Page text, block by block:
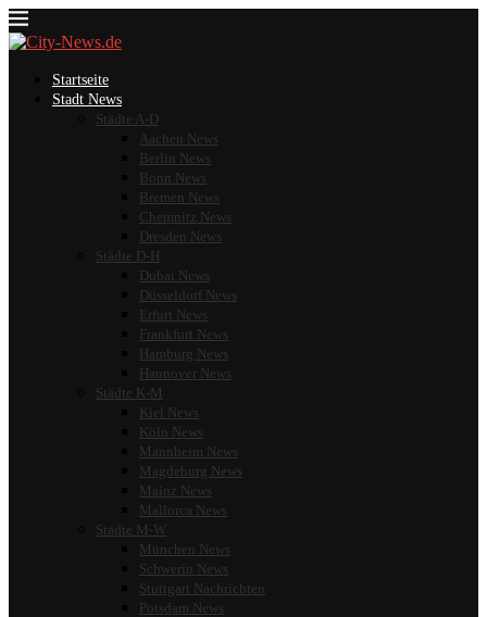
Startseite
Stadt News
Städte A-D
Aachen News
Berlin News
Bonn News
Bremen News
Chemnitz News
Dresden News
Städte D-H
Dubai News
Düsseldorf News
Erfurt News
Frankfurt News
Hamburg News
Hannover News
Städte K-M
Kiel News
Köln News
Mannheim News
Magdeburg News
Mainz News
Mallorca News
Städte M-W
München News
Schwerin News
Stuttgart Nachrichten
Potsdam News